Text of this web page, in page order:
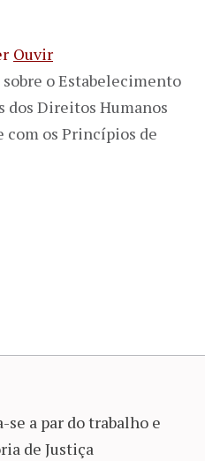
Ouvir
o Estabelecimento
Direitos Humanos
com os Princípios de
se a par do trabalho e
de Justiça